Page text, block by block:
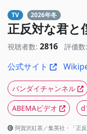
TV 2026年冬
正反対な君と
視聴者数: 2816 評価数:
公式サイト
バンダイチャンネル
ABEMAビデオ d
阿賀沢紅茶／集英社・「正